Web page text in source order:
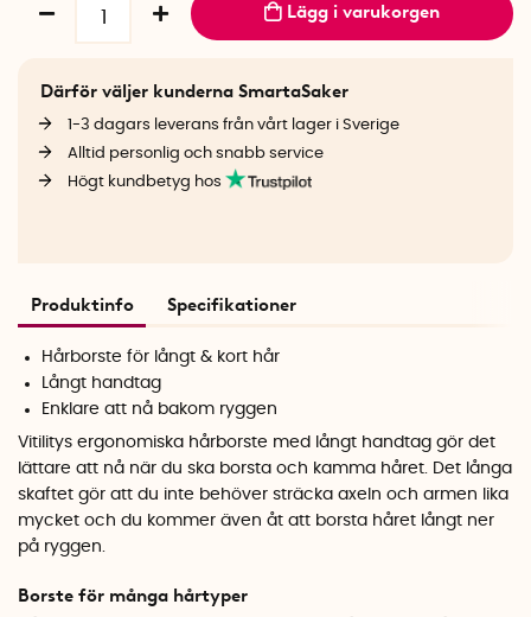
Lägg i varukorgen
Därför väljer kunderna SmartaSaker
1-3 dagars leverans från vårt lager i Sverige
Alltid personlig och snabb service
Högt kundbetyg hos
Produktinfo Specifikationer
Hårborste för långt & kort hår
Långt handtag
Enklare att nå bakom ryggen
Vitilitys ergonomiska hårborste med långt handtag gör det
lättare att nå när du ska borsta och kamma håret. Det långa
skaftet gör att du inte behöver sträcka axeln och armen lika
mycket och du kommer även åt att borsta håret långt ner
på ryggen.
Borste för många hårtyper